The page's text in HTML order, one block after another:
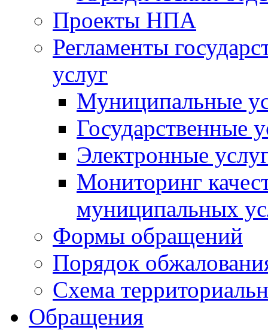
Проекты НПА
Регламенты
услуг
Муниципальные
Государственные
Электронные
Мониторинг
муниципальных
Формы обращений
Порядок
Схема
Обращения